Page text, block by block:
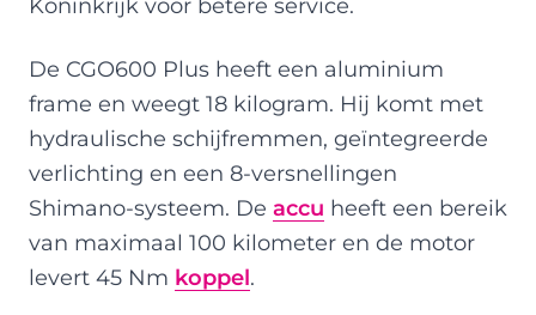
Koninkrijk voor betere service.
De CGO600 Plus heeft een aluminium
frame en weegt 18 kilogram. Hij komt met
hydraulische schijfremmen, geïntegreerde
verlichting en een 8-versnellingen
Shimano-systeem. De accu heeft een bereik
van maximaal 100 kilometer en de motor
levert 45 Nm koppel.